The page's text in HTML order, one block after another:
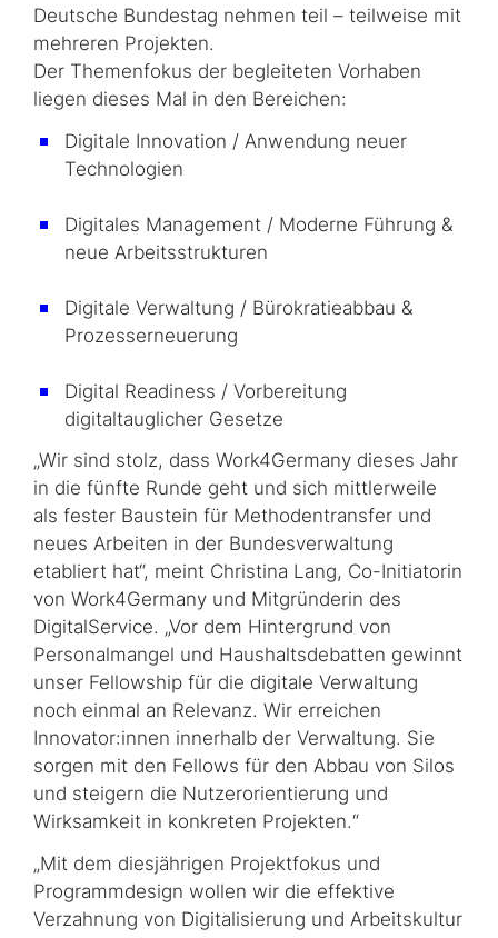
Deutsche Bundestag nehmen teil – teilweise mit
mehreren Projekten.
Der Themenfokus der begleiteten Vorhaben
liegen dieses Mal in den Bereichen:
Digitale Innovation / Anwendung neuer
Technologien
Digitales Management / Moderne Führung &
neue Arbeitsstrukturen
Digitale Verwaltung / Bürokratieabbau &
Prozesserneuerung
Digital Readiness / Vorbereitung
digitaltauglicher Gesetze
„Wir sind stolz, dass Work4Germany dieses Jahr
in die fünfte Runde geht und sich mittlerweile
als fester Baustein für Methodentransfer und
neues Arbeiten in der Bundesverwaltung
etabliert hat“, meint Christina Lang, Co-Initiatorin
von Work4Germany und Mitgründerin des
DigitalService. „Vor dem Hintergrund von
Personalmangel und Haushaltsdebatten gewinnt
unser Fellowship für die digitale Verwaltung
noch einmal an Relevanz. Wir erreichen
Innovator:innen innerhalb der Verwaltung. Sie
sorgen mit den Fellows für den Abbau von Silos
und steigern die Nutzerorientierung und
Wirksamkeit in konkreten Projekten.“
„Mit dem diesjährigen Projektfokus und
Programmdesign wollen wir die effektive
Verzahnung von Digitalisierung und Arbeitskultur